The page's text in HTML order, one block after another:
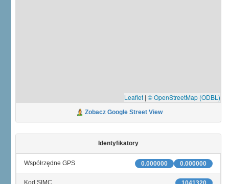
Leaflet | © OpenStreetMap (ODBL)
Zobacz Google Street View
Identyfikatory
0.000000
0.000000
Współrzędne GPS
Kod SIMC